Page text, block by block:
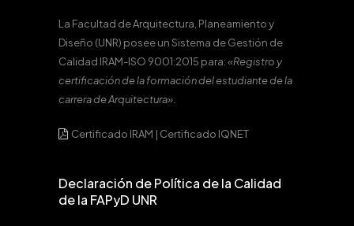
La Facultad de Arquitectura, Planeamiento y
Diseño (UNR) posee un Sistema de Gestión de
Calidad IRAM-ISO 9001:2015 para:«Registro y
certificación de la formación del estudiante de la
carrera de Arquitectura».
Certificado IRAM | Certificado IQNET
Declaración de Política de la Calidad
de la FAPyD UNR